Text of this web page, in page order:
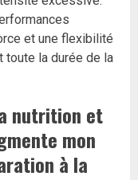
et une flexibilité
toute la durée de la
nutrition et
mon
à la